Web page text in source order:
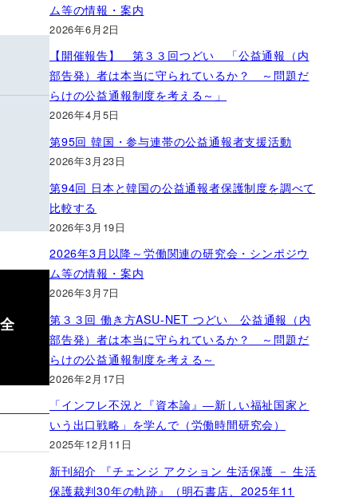
ム等の情報・案内
2026年6月2日
【開催報告】 第３３回つどい 「公益通報（内
部告発）者は本当に守られているか？ ～問題だ
らけの公益通報制度を考える～」
2026年4月5日
第95回 韓国・参与連帯の公益通報者支援活動
2026年3月23日
第94回 日本と韓国の公益通報者保護制度を調べて
比較する
2026年3月19日
2026年3月以降～労働関連の研究会・シンポジウ
ム等の情報・案内
2026年3月7日
第３３回 働き方ASU-NET つどい 公益通報（内
部告発）者は本当に守られているか？ ～問題だ
らけの公益通報制度を考える～
2026年2月17日
「インフレ不況と『資本論』―新しい福祉国家と
いう出口戦略」を学んで（労働時間研究会）
2025年12月11日
新刊紹介 『チェンジ アクション 生活保護 － 生活
保護裁判30年の軌跡』（明石書店、2025年11